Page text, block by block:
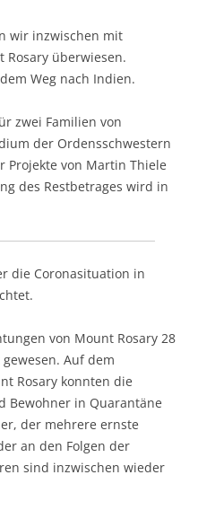
wir inzwischen mit
Rosary überwiesen.
Weg nach Indien.
zwei Familien von
der Ordensschwestern
Projekte von Martin Thiele
des Restbetrages wird in
die Coronasituation in
von Mount Rosary 28
Auf dem
Rosary konnten die
Bewohner in Quarantäne
der mehrere ernste
an den Folgen der
sind inzwischen wieder